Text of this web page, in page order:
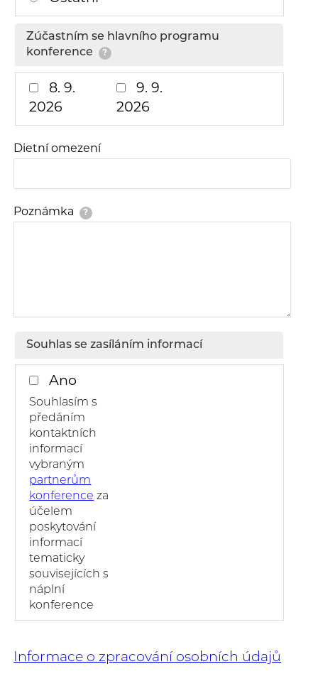
Zúčastním se hlavního programu
konference
?
8. 9.
2026
9. 9.
2026
Dietní omezení
Poznámka ?
Souhlas se zasíláním informací
Ano
Souhlasím s
předáním
kontaktních
informací
vybraným
partnerům
konference za
účelem
poskytování
informací
tematicky
souvisejících s
náplní
konference
Informace o zpracování osobních údajů